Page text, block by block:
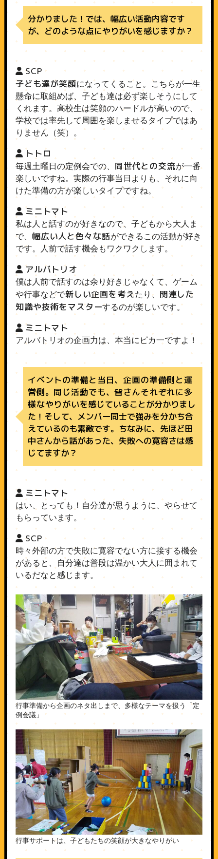
分かりました！では、幅広い活動内容です
が、どのような点にやりがいを感じますか？
SCP
子ども達が笑顔になってくること。こちらが一生
懸命に取組めば、子ども達は必ず楽しそうにして
くれます。高校生は笑顔のハードルが高いので、
学校では率先して周囲を楽しませるタイプではあ
りません（笑）。
トトロ
毎週土曜日の定例会での、 同世代との交流が一番
楽しいですね。実際の行事当日よりも、それに向
けた準備の方が楽しいタイプですね。
ミニトマト
私は人と話すのが好きなので、子どもから大人ま
で、 幅広い人と色々な話ができるこの活動が好き
です。人前で話す機会もワクワクします。
アルバトリオ
僕は人前で話すのは余り好きじゃなくて、ゲーム
や行事などで新しい企画を考えたり、 関連した
知識や技術をマスターするのが楽しいです。
ミニトマト
アルバトリオの企画力は、本当にピカ一ですよ！
イベントの準備と当日、企画の準備側と運
営側。同じ活動でも、皆さんそれぞれに多
様なやりがいを感じていることが分かりまし
た！そして、メンバー同士で強みを分かち合
えているのも素敵です。ちなみに、先ほど田
中さんから話があった、失敗への寛容さは感
じてますか？
ミニトマト
はい、とっても！自分達が思うように、やらせて
もらっています。
SCP
時々外部の方で失敗に寛容でない方に接する機会
があると、自分達は普段は温かい大人に囲まれて
いるだなと感じます。
行事準備から企画のネタ出しまで、多様なテーマを扱う「定
例会議」
行事サポートは、子どもたちの笑顔が大きなやりがい